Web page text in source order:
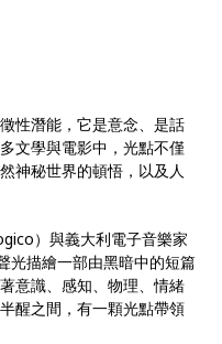
性潛能，它是意念、是話
文學與電影中，光點不僅
神秘世界的頓悟，以及人
）與義大利電子音樂家
光描繪一部由黑暗中的短篇
意識、感知、物理、情緒
醒之間，有一顆光點帶領